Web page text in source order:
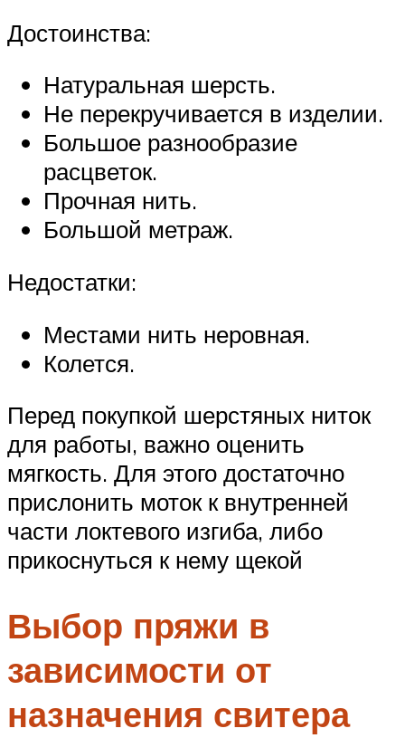
Достоинства:
Натуральная шерсть.
Не перекручивается в изделии.
Большое разнообразие
расцветок.
Прочная нить.
Большой метраж.
Недостатки:
Местами нить неровная.
Колется.
Перед покупкой шерстяных ниток
для работы, важно оценить
мягкость. Для этого достаточно
прислонить моток к внутренней
части локтевого изгиба, либо
прикоснуться к нему щекой
Выбор пряжи в
зависимости от
назначения свитера